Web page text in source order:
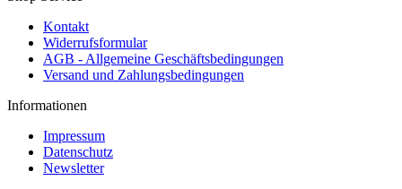
Kontakt
Widerrufsformular
AGB - Allgemeine Geschäftsbedingungen
Versand und Zahlungsbedingungen
Informationen
Impressum
Datenschutz
Newsletter